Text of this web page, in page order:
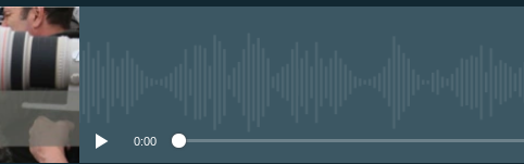
CastBox
0:00